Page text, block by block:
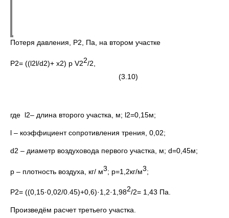
Потеря давления, Р2, Па, на втором участке
P2= ((l2l/d2)+ x2) p V22/2,
(3.10)
где l2– длина второго участка, м; l2=0,15м;
l – коэффициент сопротивления трения, 0,02;
d2 – диаметр воздуховода первого участка, м; d=0,45м;
р – плотность воздуха, кг/ м3; p=1,2кг/м3;
Р2= ((0,15·0,02/0.45)+0,6)·1,2·1,982/2= 1,43 Па.
Произведём расчет третьего участка.